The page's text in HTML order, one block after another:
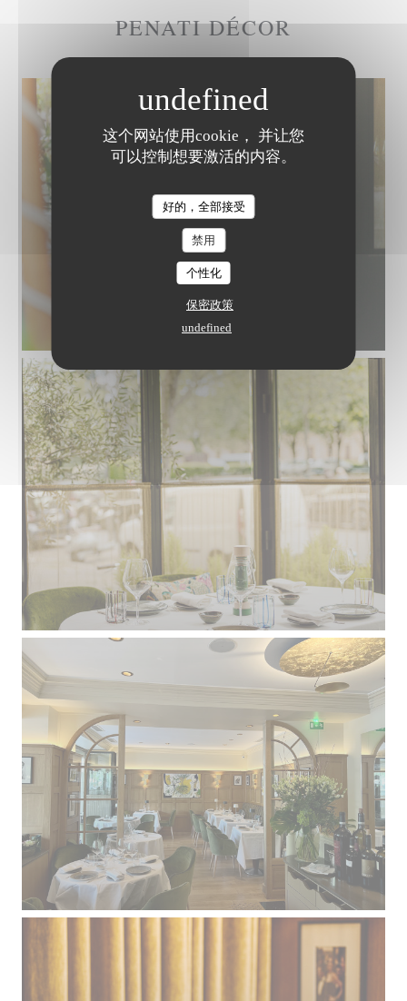
这个网站使用cookie， 并让您
可以控制想要激活的内容。
好的，全部接受
禁用
个性化
保密政策
undefined
PENATI DÉCOR